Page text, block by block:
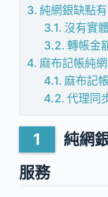
純網銀缺點
沒有實
轉帳金
麻布記帳純
麻布記
代理同
純網
服務